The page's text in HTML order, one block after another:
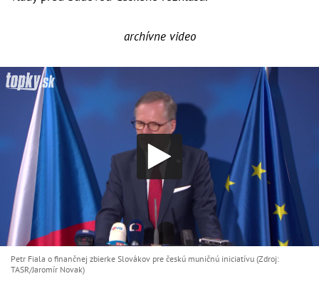
archívne video
Petr Fiala o finančnej zbierke Slovákov pre českú muničnú iniciatívu (Zdroj:
TASR/Jaromír Novak)